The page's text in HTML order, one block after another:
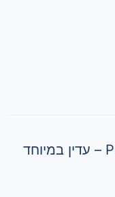
מוצצי אולטרה סופט Plant based – עדין במיוחד